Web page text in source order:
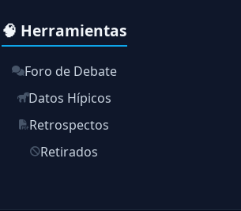
🧠 Herramientas
Foro de Debate
Datos Hípicos
Retrospectos
Retirados